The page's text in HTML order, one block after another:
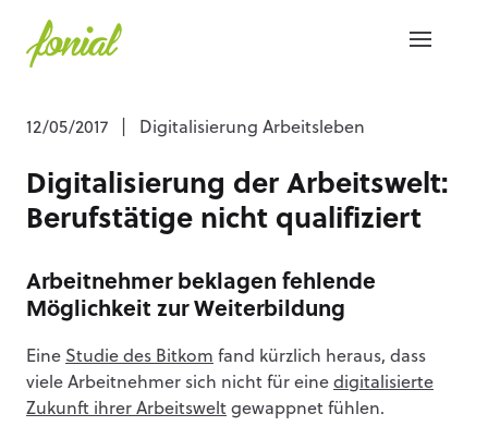
12/05/2017 Digitalisierung Arbeitsleben
Digitalisierung der Arbeitswelt:
Berufstätige nicht qualifiziert
Arbeitnehmer beklagen fehlende
Möglichkeit zur Weiterbildung
Eine Studie des Bitkom fand kürzlich heraus, dass
viele Arbeitnehmer sich nicht für eine digitalisierte
Zukunft ihrer Arbeitswelt gewappnet fühlen.